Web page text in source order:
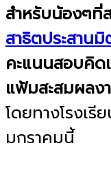
สำหรับน้องๆที่
สาธิตประสานมิ
คะแนนสอบคิด
แฟ้มสะสมผลง
โดยทางโรงเรี
มกราคมนี้